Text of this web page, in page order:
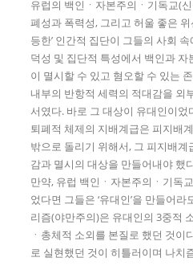
유럽의 백인ㆍ자본주의ㆍ기독교(
폐성과 폭력성, 그리고 허울 좋은
등한’ 인간적 집단이 그들의 사회
덕성 및 집단적 특성에서 백인과
이 멸시할 수 있고 혐오할 수 있는
내부의 반항적 세력의 적대감을 외
서였다. 바로 그 대상이 유대인이었
퇴폐적 체제의 지배계급은 피지배
밖으로 돌리기 위해서, 그 피지배
감과 멸시의 대상을 만들어내야 했
만약, 유럽 백인ㆍ자본주의ㆍ기독
었다면 그들은 ‘유대인’을 만들어
리즘(야만주의)은 유대인의 3중적
ㆍ총체적 소외를 본질로 했던 것이
로 실현했던 것이 히틀러이며 나치